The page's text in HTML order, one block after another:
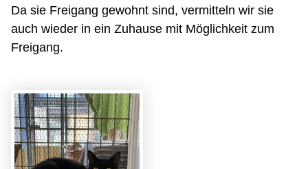
Da sie Freigang gewohnt sind, vermitteln wir sie
auch wieder in ein Zuhause mit Möglichkeit zum
Freigang.